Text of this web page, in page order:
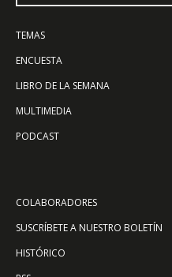
TEMAS
ENCUESTA
LIBRO DE LA SEMANA
MULTIMEDIA
PODCAST
COLABORADORES
SUSCRÍBETE A NUESTRO BOLETÍN
HISTÓRICO